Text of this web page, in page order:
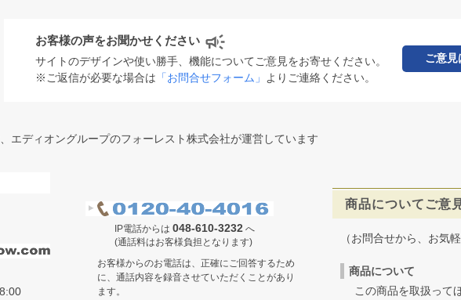
お客様の声をお聞かせください
サイトのデザインや使い勝手、機能についてご意見をお寄せください。
※ご返信が必要な場合は 「お問合せフォーム」 よりご連絡ください。
ご意見
、エディオングループのフォーレスト株式会社が運営しています
IP電話からは 048-610-3232 へ
(通話料はお客様負担となります)
お客様からのお電話は、正確にご回答するため
に、通話内容を録音させていただくことがあり
ます。
商品についてご意
（お問合せから、お気
商品について
この商品を取扱って